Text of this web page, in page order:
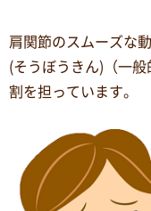
肩関節のスムーズな
(そうぼうきん)（一
割を担っています。